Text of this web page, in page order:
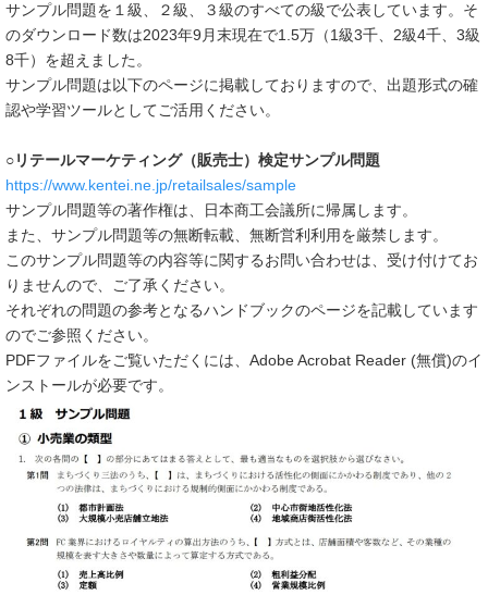
サンプル問題を１級、２級、３級のすべての級で公表しています。そ
のダウンロード数は2023年9月末現在で1.5万（1級3千、2級4千、3級
8千）を超えました。
サンプル問題は以下のページに掲載しておりますので、出題形式の確
認や学習ツールとしてご活用ください。
○リテールマーケティング（販売士）検定サンプル問題
https://www.kentei.ne.jp/retailsales/sample
サンプル問題等の著作権は、日本商工会議所に帰属します。
また、サンプル問題等の無断転載、無断営利利用を厳禁します。
このサンプル問題等の内容等に関するお問い合わせは、受け付けてお
りませんので、ご了承ください。
それぞれの問題の参考となるハンドブックのページを記載しています
のでご参照ください。
PDFファイルをご覧いただくには、Adobe Acrobat Reader (無償)のイ
ンストールが必要です。